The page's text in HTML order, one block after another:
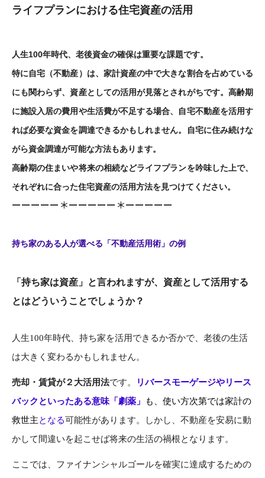
ライフプランにおける住宅資産の活用
人生100年時代、老後資金の確保は重要な課題です。
特に自宅（不動産）は、家計資産の中で大きな割合を占めている
にも関わらず、資産としての活用が見落とされがちです。高齢期
に施設入居の費用や生活費が不足する場合、自宅不動産を活用す
れば必要な資金を調達できるかもしれません。自宅に住み続けな
がら資金調達が可能な方法もあります。
高齢期の住まいや将来の相続などライフプランを吟味した上で、
それぞれに合った住宅資産の活用方法を見つけてください。
ーーーーー＊ーーーーー＊ーーーーー
持ち家のある人が選べる「不動産活用術」の例
「持ち家は資産」と言われますが、資産として活用する
とはどういうことでしょうか？
人生100年時代、持ち家を活用できるか否かで、老後の生活
は大きく変わるかもしれません。
売却・賃貸が２大活用法です。
リバースモーゲージやリース
バックといったある意味「劇薬」
も、使い方次第では家計の
救世主となる可能性があります。しかし、不動産を安易に動
かして間違いを起こせば将来の生活の禍根となります。
ここでは、ファイナンシャルゴールを確実に達成するための